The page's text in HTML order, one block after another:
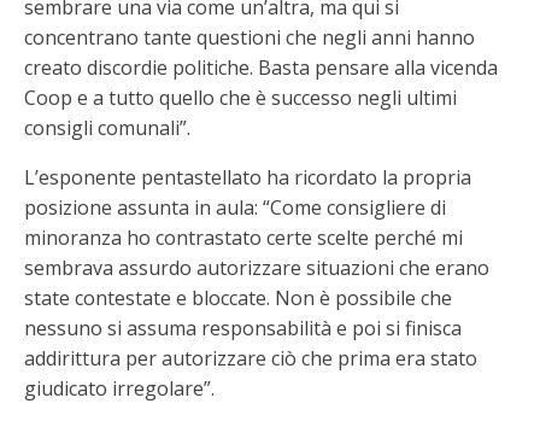
sembrare una via come un’altra, ma qui si
concentrano tante questioni che negli anni hanno
creato discordie politiche. Basta pensare alla vicenda
Coop e a tutto quello che è successo negli ultimi
consigli comunali”.
L’esponente pentastellato ha ricordato la propria
posizione assunta in aula: “Come consigliere di
minoranza ho contrastato certe scelte perché mi
sembrava assurdo autorizzare situazioni che erano
state contestate e bloccate. Non è possibile che
nessuno si assuma responsabilità e poi si finisca
addirittura per autorizzare ciò che prima era stato
giudicato irregolare”.